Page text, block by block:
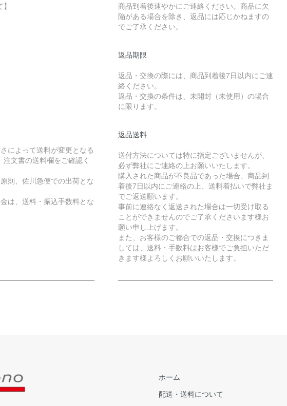
によって送料が変更となる
文書の送料欄をご確認く
則、佐川急便での出荷とな
は、送料・振込手数料とな
商品到着後速やかにご連絡ください。商品に欠
陥がある場合を除き、返品には応じかねますの
でご了承ください。
返品期限
返品・交換の際には、商品到着後7日以内にご連
絡ください。
返品・交換の条件は、未開封（未使用）の場合
に限ります。
返品送料
送付方法については特に指定ございませんが、
必ず弊社にご連絡の上お願いいたします。
購入された商品が不良品であった場合、商品到
着後7日以内にご連絡の上、送料着払いで弊社ま
でご返送願います。
事前に連絡なく返送された場合は一切受け取る
ことができませんのでご了承くださいます様お
願い申し上げます。
また、お客様のご都合での返品・交換につきま
しては、送料・手数料はお客様でご負担いただ
きます様よろしくお願いいたします。
ホーム
配送・送料について